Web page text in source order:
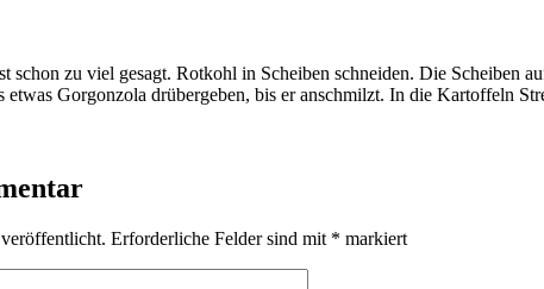
schon zu viel gesagt. Rotkohl in Scheiben schneiden. Die
etwas Gorgonzola drübergeben, bis er anschmilzt. In die Kartoffeln
Erforderliche Felder sind mit * markiert